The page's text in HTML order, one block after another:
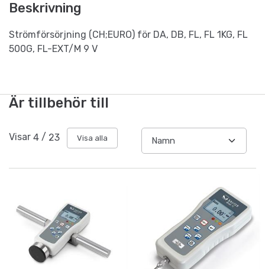
Beskrivning
Strömförsörjning (CH;EURO) för DA, DB, FL, FL 1KG, FL
500G, FL-EXT/M 9 V
Är tillbehör till
Visar 4 / 23 Visa alla